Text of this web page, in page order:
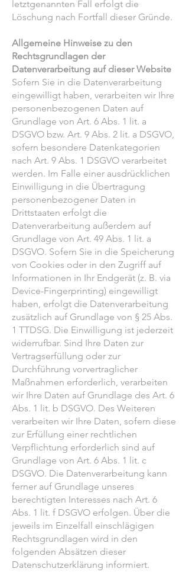
letztgenannten Fall erfolgt die
Löschung nach Fortfall dieser Gründe.
Allgemeine Hinweise zu den
Rechtsgrundlagen der
Datenverarbeitung auf dieser Website
Sofern Sie in die Datenverarbeitung
eingewilligt haben, verarbeiten wir Ihre
personenbezogenen Daten auf
Grundlage von Art. 6 Abs. 1 lit. a
DSGVO bzw. Art. 9 Abs. 2 lit. a DSGVO,
sofern besondere Datenkategorien
nach Art. 9 Abs. 1 DSGVO verarbeitet
werden. Im Falle einer ausdrücklichen
Einwilligung in die Übertragung
personenbezogener Daten in
Drittstaaten erfolgt die
Datenverarbeitung außerdem auf
Grundlage von Art. 49 Abs. 1 lit. a
DSGVO. Sofern Sie in die Speicherung
von Cookies oder in den Zugriff auf
Informationen in Ihr Endgerät (z. B. via
Device-Fingerprinting) eingewilligt
haben, erfolgt die Datenverarbeitung
zusätzlich auf Grundlage von § 25 Abs.
1 TTDSG. Die Einwilligung ist jederzeit
widerrufbar. Sind Ihre Daten zur
Vertragserfüllung oder zur
Durchführung vorvertraglicher
Maßnahmen erforderlich, verarbeiten
wir Ihre Daten auf Grundlage des Art. 6
Abs. 1 lit. b DSGVO. Des Weiteren
verarbeiten wir Ihre Daten, sofern diese
zur Erfüllung einer rechtlichen
Verpflichtung erforderlich sind auf
Grundlage von Art. 6 Abs. 1 lit. c
DSGVO. Die Datenverarbeitung kann
ferner auf Grundlage unseres
berechtigten Interesses nach Art. 6
Abs. 1 lit. f DSGVO erfolgen. Über die
jeweils im Einzelfall einschlägigen
Rechtsgrundlagen wird in den
folgenden Absätzen dieser
Datenschutzerklärung informiert.